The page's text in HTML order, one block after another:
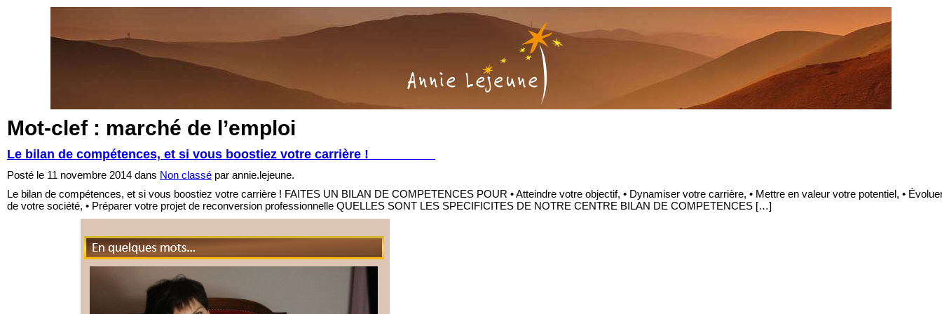
Mot-clef : marché de l’emploi
Le bilan de compétences, et si vous boostiez votre carrière !
Posté le 11 novembre 2014 dans Non classé par annie.lejeune.
Le bilan de compétences, et si vous boostiez votre carrière ! FAITES UN BILAN DE COMPETENCES POUR • Atteindre votre objectif, • Dynamiser votre carrière, • Mettre en valeur votre potentiel, •
de votre société, • Préparer votre projet de reconversion professionnelle QUELLES SONT LES SPECIFICITES DE NOTRE CENTRE BILAN DE COMPETENCES […]
En quelques mots